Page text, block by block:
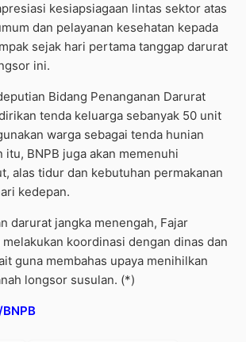
kesiapsiagaan lintas sektor atas
dan pelayanan kesehatan kepada
sejak hari pertama tanggap darurat
ini.
Bidang Penanganan Darurat
tenda keluarga sebanyak 50 unit
warga sebagai tenda hunian
itu, BNPB juga akan memenuhi
alas tidur dan kebutuhan permakanan
kedepan.
darurat jangka menengah, Fajar
melakukan koordinasi dengan dinas dan
guna membahas upaya menihilkan
longsor susulan. (*)